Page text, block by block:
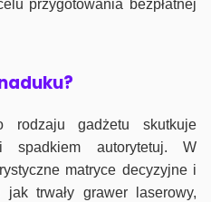
przygotowania bezpłatnej
rodzaju gadżetu skutkuje
spadkiem autorytetuj. W
matryce decyzyjne i
trwały grawer laserowy,